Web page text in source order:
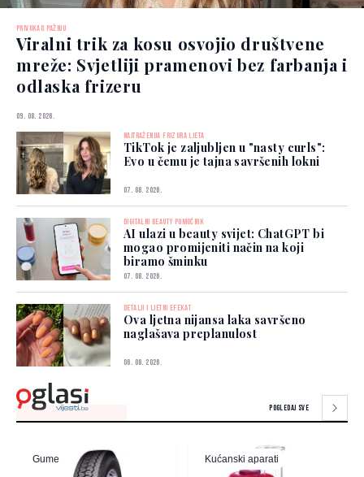
PRIVUKAO PAŽNJU
Viralni trik za kosu osvojio društvene
mreže: Svjetliji pramenovi bez farbanja i
odlaska frizeru
09. 08. 2026.
NAJTRAŽENIJA FRIZURA LJETA
TikTok je zaljubljen u "nasty curls":
Evo u čemu je tajna savršenih lokni
07. 08. 2026.
DIGITALNI BEAUTY POMOĆNIK
AI ulazi u beauty svijet: ChatGPT bi
mogao promijeniti način na koji
biramo šminku
07. 08. 2026.
DETALJI I LJETNI EFEKAT
Ova ljetna nijansa laka savršeno
naglašava preplanulost
06. 08. 2026.
POGLEDAJ SVE
Školski pribor Kućni ljubimci